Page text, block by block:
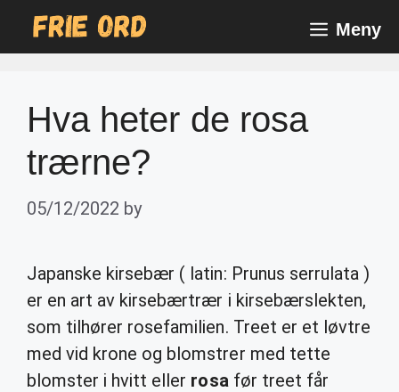
Meny
Hva heter de rosa
trærne?
05/12/2022 by
Japanske kirsebær ( latin: Prunus serrulata )
er en art av kirsebærtrær i kirsebærslekten,
som tilhører rosefamilien. Treet er et løvtre
med vid krone og blomstrer med tette
blomster i hvitt eller rosafør treet får